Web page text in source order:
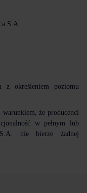
S.A.
z określeniem poziomu
że producenci
w pełnym lub
nie bierze żadnej